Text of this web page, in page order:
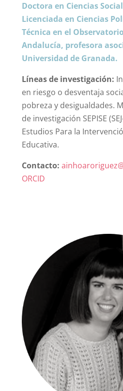
Doctora en Ciencias
Licenciada en Ciencias
Técnica en el
Andalucía, profesora
Universidad de Granada.
Líneas de investigación:
en riesgo o desventaja
pobreza y desigualdades.
de investigación SEPISE
Estudios Para la
Educativa.
Contacto:
ORCID